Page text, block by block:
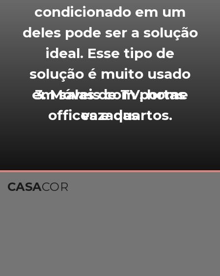
3. Móveis com portas
vazadas
condicionado em um
deles pode ser a solução
ideal. Esse tipo de
solução é muito usado
em salas de TV, home
offices e quartos.
CASACOR